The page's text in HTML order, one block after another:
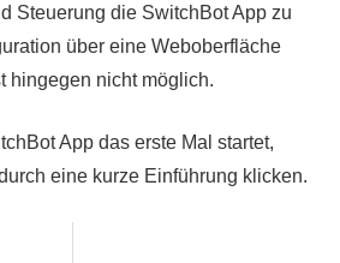
Steuerung die SwitchBot App zu
über eine Weboberfläche
hingegen nicht möglich.
App das erste Mal startet,
eine kurze Einführung klicken.